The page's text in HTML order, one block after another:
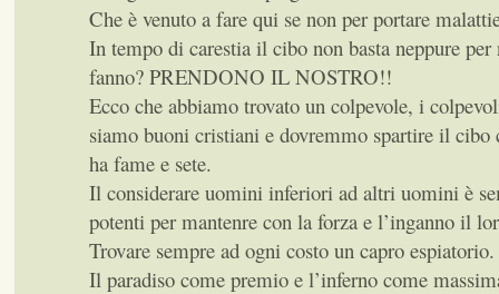
Che è venuto a fare qui se non per portare
In tempo di carestia il cibo non basta neppure per
fanno? PRENDONO IL NOSTRO!!
Ecco che abbiamo trovato un colpevole, i
siamo buoni cristiani e dovremmo spartire il cibo
ha fame e sete.
Il considerare uomini inferiori ad altri uomini è
potenti per mantenre con la forza e l’inganno il
Trovare sempre ad ogni costo un capro espiatorio.
Il paradiso come premio e l’inferno come